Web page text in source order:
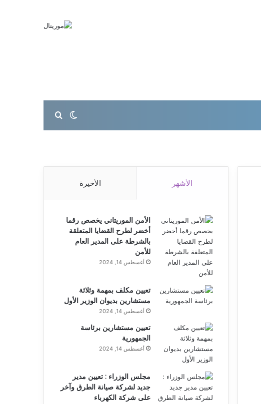
الوضع المظلم
بحث عن
الأشهر الأخيرة
الأمن الموريتاني يخصص رقما
أخضر لطرح القضايا المتعلقة
بالشرطة على المدير العام
للأمن
أغسطس 14, 2024
تعيين مكلف بمهمة وثلاثة
مستشارين بديوان الوزير الأول
أغسطس 14, 2024
تعيين مستشارين برئاسة
الجمهورية
أغسطس 14, 2024
مجلس الوزراء : تعيين مدير
جديد لشركة صيانة الطرق وآخر
على شركة الكهرباء